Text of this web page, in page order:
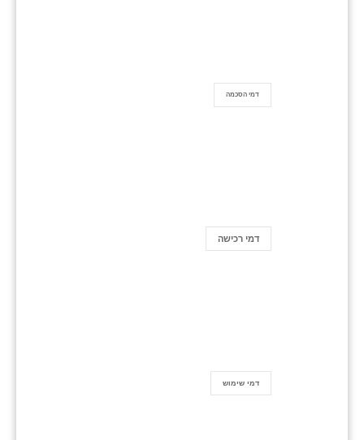
דמי הסכמה
דמי רכישה
דמי שימוש